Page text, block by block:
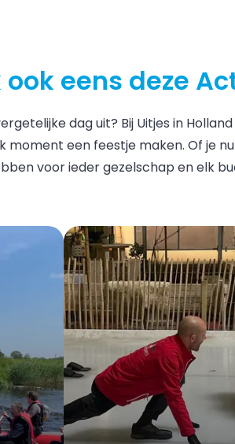
ook eens deze
dag uit? Bij Uitjes in
moment een feestje maken. Of je
voor ieder gezelschap en elk